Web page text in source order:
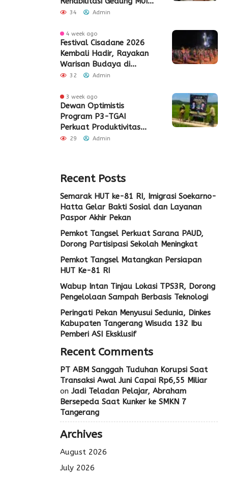
Periuk
34 Admin
4 week ago
Festival Cisadane 2026
Kembali Hadir, Rayakan
Warisan Budaya di
Jantung Kota Tangerang
32 Admin
3 week ago
Dewan Optimistis
Program P3-TGAI
Perkuat Produktivitas
Pertanian di Lebak
29 Admin
Recent Posts
Semarak HUT ke-81 RI, Imigrasi Soekarno-
Hatta Gelar Bakti Sosial dan Layanan
Paspor Akhir Pekan
Pemkot Tangsel Perkuat Sarana PAUD,
Dorong Partisipasi Sekolah Meningkat
Pemkot Tangsel Matangkan Persiapan
HUT Ke-81 RI
Wabup Intan Tinjau Lokasi TPS3R, Dorong
Pengelolaan Sampah Berbasis Teknologi
Peringati Pekan Menyusui Sedunia, Dinkes
Kabupaten Tangerang Wisuda 132 Ibu
Pemberi ASI Eksklusif
Recent Comments
PT ABM Sanggah Tuduhan Korupsi Saat
Transaksi Awal Juni Capai Rp6,55 Miliar
on Jadi Teladan Pelajar, Abraham
Bersepeda Saat Kunker ke SMKN 7
Tangerang
Archives
August 2026
July 2026